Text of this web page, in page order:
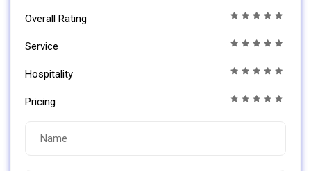
Overall Rating
Service
Hospitality
Pricing